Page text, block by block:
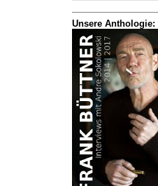
Unsere Anthologie: